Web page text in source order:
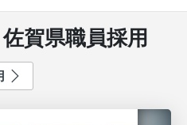
賀県職員採用